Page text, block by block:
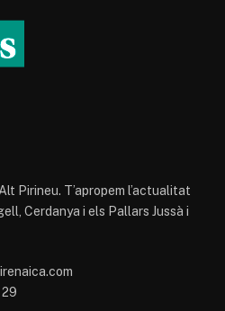
Pirineu. T’apropem l’actualitat
Cerdanya i els Pallars Jussà i